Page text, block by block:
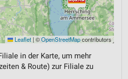
Leaflet | ©OpenStreetMapcontributors
in der Karte, um mehr
& Route) zur Filiale zu